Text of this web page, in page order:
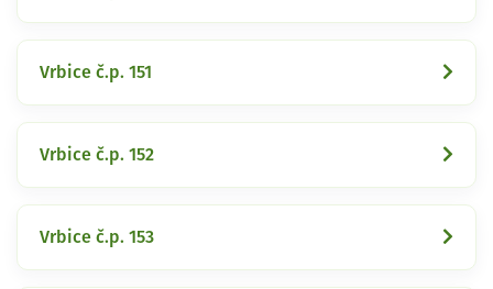
Vrbice č.p. 151
Vrbice č.p. 152
Vrbice č.p. 153